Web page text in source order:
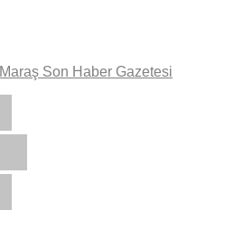
Maraş Son Haber Gazetesi